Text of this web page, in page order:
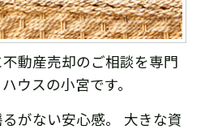
動産売却のご相談を専門
ウスの小宮です。
るがない安心感。 大きな資